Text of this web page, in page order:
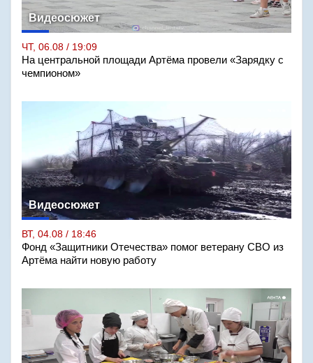
Видеосюжет
ЧТ, 06.08 / 19:09
На центральной площади Артёма провели «Зарядку с
чемпионом»
Видеосюжет
ВТ, 04.08 / 18:46
Фонд «Защитники Отечества» помог ветерану СВО из
Артёма найти новую работу